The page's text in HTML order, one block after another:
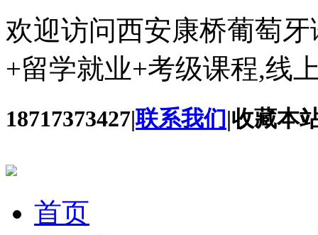
欢迎访问西安康桥葡萄
+留学就业+考级课程,线
18717373427|联系我们|收藏本
首页